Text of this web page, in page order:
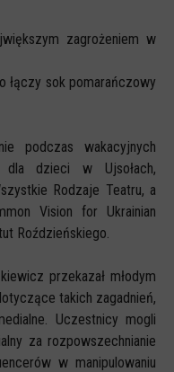
zagrożeniem w
łączy sok pomarańczowy
podczas wakacyjnych
dla dzieci w Ujsołach,
Rodzaje Teatru, a
Vision for Ukrainian
Roździeńskiego.
przekazał młodym
takich zagadnień,
Uczestnicy mogli
za rozpowszechnianie
w manipulowaniu